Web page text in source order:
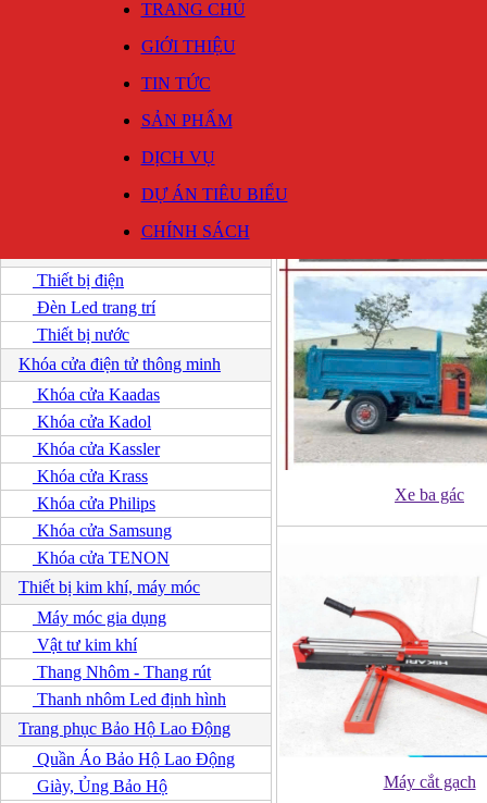
TRANG CHỦ
GIỚI THIỆU
TIN TỨC
SẢN PHẨM
DỊCH VỤ
DỰ ÁN TIÊU BIỂU
CHÍNH SÁCH
Thiết bị điện
Đèn Led trang trí
Thiết bị nước
Khóa cửa điện tử thông minh
Khóa cửa Kaadas
Khóa cửa Kadol
Khóa cửa Kassler
Khóa cửa Krass
Khóa cửa Philips
Khóa cửa Samsung
Khóa cửa TENON
Thiết bị kim khí, máy móc
Máy móc gia dụng
Vật tư kim khí
Thang Nhôm - Thang rút
Thanh nhôm Led định hình
Trang phục Bảo Hộ Lao Động
Quần Áo Bảo Hộ Lao Động
Giày, Ủng Bảo Hộ
Xe ba gác
Máy cắt gạch